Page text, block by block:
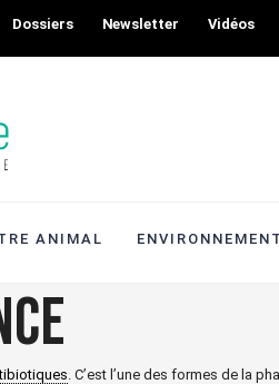
Dossiers Newsletter Vidéos
ANIMAL ENVIRONNEMENT
. C’est l’une des formes de la